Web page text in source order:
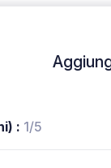
: 1/5